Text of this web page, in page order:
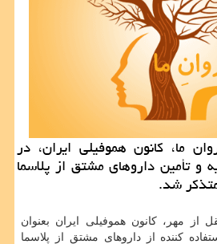
ما، کانون هموفیلی ایران، در
و تأمین داروهای مشتق از پلاسما
متذکر شد.
از مهر، کانون هموفیلی ایران بعنوان
کننده از داروهای مشتق از پلاسما